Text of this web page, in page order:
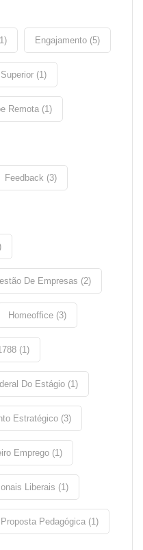
Engajamento (5)
(1)
Remota (1)
Feedback (3)
De Empresas (2)
Homeoffice (3)
(1)
Do Estágio (1)
Estratégico (3)
Emprego (1)
Liberais (1)
Proposta Pedagógica (1)